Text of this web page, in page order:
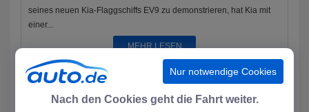
seines neuen Kia-Flaggschiffs EV9 zu demonstrieren, hat Kia mit
einer...
MEHR LESEN
Nur notwendige Cookies
Nach den Cookies geht die Fahrt weiter.